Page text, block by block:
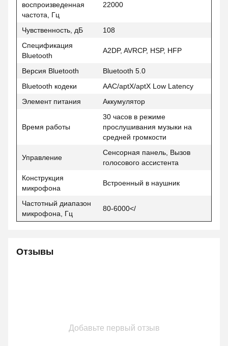
воспроизведенная
частота, Гц
22000
Чувственность, дБ
108
Спецификация
Bluetooth
A2DP, AVRCP, HSP, HFP
Версия Bluetooth
Bluetooth 5.0
Bluetooth кодеки
AAC/aptX/aptX Low Latency
Элемент питания
Аккумулятор
Время работы
30 часов в режиме
прослушивания музыки на
средней громкости
Управление
Сенсорная панель, Вызов
голосового ассистента
Конструкция
микрофона
Встроенный в наушник
Частотный диапазон
микрофона, Гц
80-6000</
Отзывы
Добавьте первый отзыв